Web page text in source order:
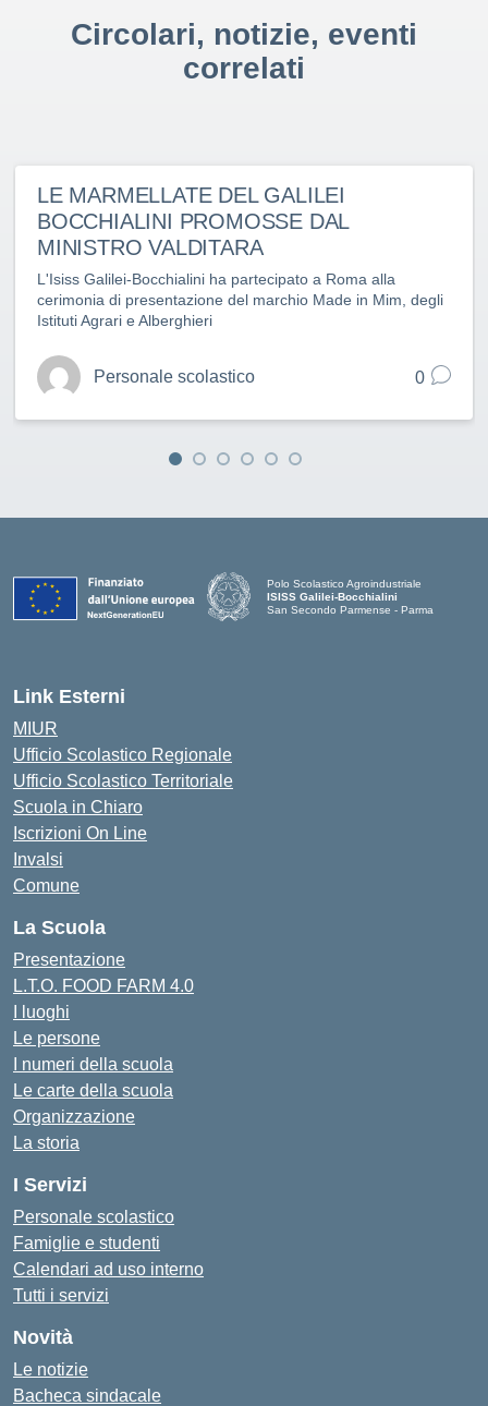
Circolari, notizie, eventi
correlati
LE MARMELLATE DEL GALILEI
BOCCHIALINI PROMOSSE DAL
MINISTRO VALDITARA
L'Isiss Galilei-Bocchialini ha partecipato a Roma alla
cerimonia di presentazione del marchio Made in Mim, degli
Istituti Agrari e Alberghieri
Personale scolastico 0
Polo Scolastico Agroindustriale
ISISS Galilei-Bocchialini
San Secondo Parmense - Parma
Link Esterni
MIUR
Ufficio Scolastico Regionale
Ufficio Scolastico Territoriale
Scuola in Chiaro
Iscrizioni On Line
Invalsi
Comune
La Scuola
Presentazione
L.T.O. FOOD FARM 4.0
I luoghi
Le persone
I numeri della scuola
Le carte della scuola
Organizzazione
La storia
I Servizi
Personale scolastico
Famiglie e studenti
Calendari ad uso interno
Tutti i servizi
Novità
Le notizie
Bacheca sindacale